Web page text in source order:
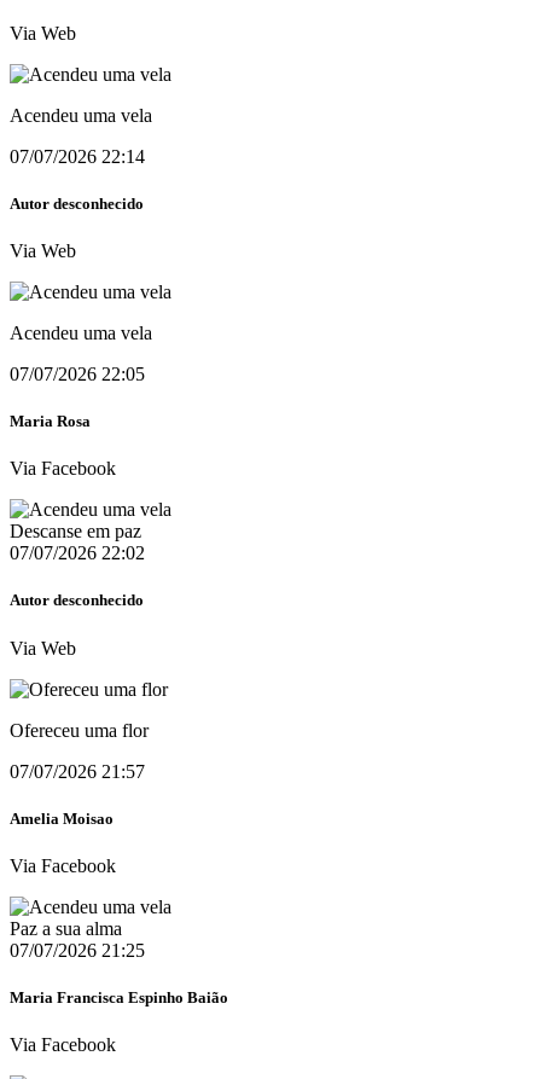
Via Web
Acendeu uma vela
07/07/2026 22:14
Autor desconhecido
Via Web
Acendeu uma vela
07/07/2026 22:05
Maria Rosa
Via Facebook
Descanse em paz
07/07/2026 22:02
Autor desconhecido
Via Web
Ofereceu uma flor
07/07/2026 21:57
Amelia Moisao
Via Facebook
Paz a sua alma
07/07/2026 21:25
Maria Francisca Espinho Baião
Via Facebook